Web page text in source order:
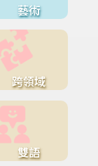
藝術
跨領域
雙語